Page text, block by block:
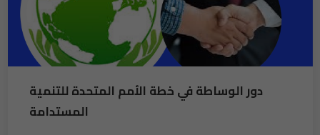
دور الوساطة في خطة الأمم المتحدة للتنمية
المستدامة